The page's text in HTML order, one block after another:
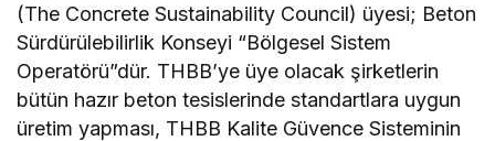
(The Concrete Sustainability Council) üyesi; Beton
Sürdürülebilirlik Konseyi “Bölgesel Sistem
Operatörü”dür. THBB’ye üye olacak şirketlerin
bütün hazır beton tesislerinde standartlara uygun
üretim yapması, THBB Kalite Güvence Sisteminin